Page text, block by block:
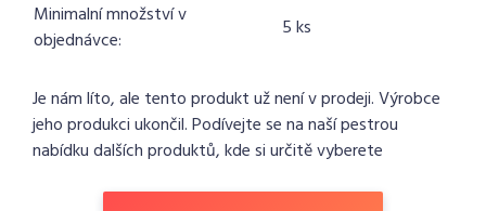
Minimalní množství v
objednávce:
5 ks
Je nám líto, ale tento produkt už není v prodeji. Výrobce
jeho produkci ukončil. Podívejte se na naší pestrou
nabídku dalších produktů, kde si určitě vyberete